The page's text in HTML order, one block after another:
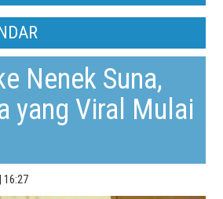
Nenek Suna,
yang Viral Mulai
16:27